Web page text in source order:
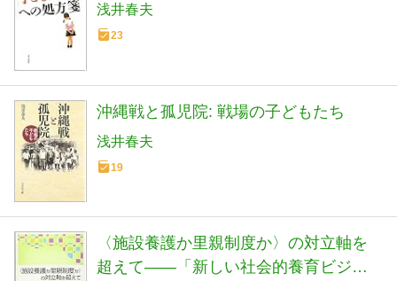
浅井春夫
23
沖縄戦と孤児院: 戦場の子どもたち
浅井春夫
19
〈施設養護か里親制度か〉の対立軸を
超えて――「新しい社会的養育ビジョ